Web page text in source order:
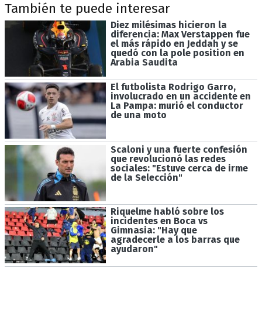
También te puede interesar
Diez milésimas hicieron la
diferencia: Max Verstappen fue
el más rápido en Jeddah y se
quedó con la pole position en
Arabia Saudita
El futbolista Rodrigo Garro,
involucrado en un accidente en
La Pampa: murió el conductor
de una moto
Scaloni y una fuerte confesión
que revolucionó las redes
sociales: "Estuve cerca de irme
de la Selección"
Riquelme habló sobre los
incidentes en Boca vs
Gimnasia: "Hay que
agradecerle a los barras que
ayudaron"